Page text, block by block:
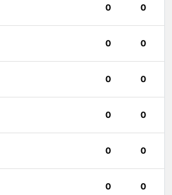
0 0
0 0
0 0
0 0
0 0
0 0